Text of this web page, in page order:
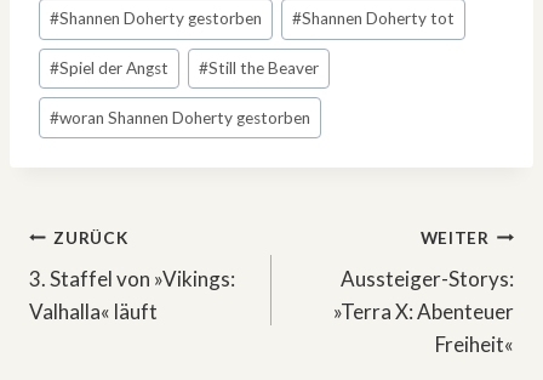
#Shannen Doherty gestorben #Shannen Doherty tot
#Spiel der Angst #Still the Beaver
#woran Shannen Doherty gestorben
Beitragsnavigation
ZURÜCK
3. Staffel von »Vikings:
Valhalla« läuft
WEITER
Aussteiger-Storys:
»Terra X: Abenteuer
Freiheit«